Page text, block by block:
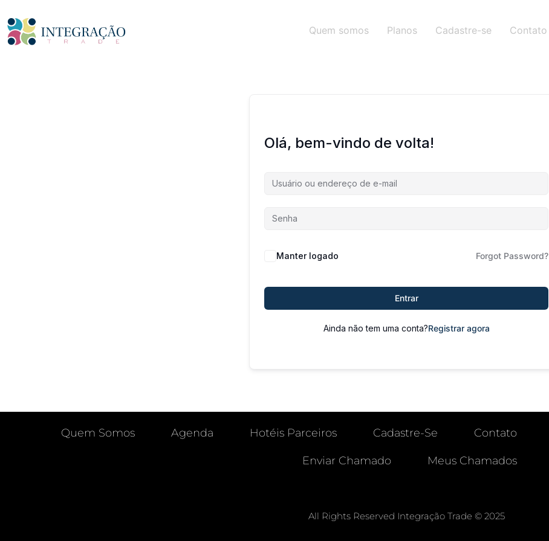
Quem somos Planos Cadastre-se Contato
Olá, bem-vindo de volta!
Manter logado Forgot Password?
Entrar
Ainda não tem uma conta?Registrar agora
Quem Somos Agenda Hotéis Parceiros Cadastre-Se Contato
Enviar Chamado Meus Chamados
All Rights Reserved Integração Trade © 2025